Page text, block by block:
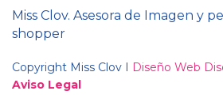
Miss Clov. Asesora de Imagen y
shopper
Copyright Miss Clov I Diseño Web
Aviso Legal